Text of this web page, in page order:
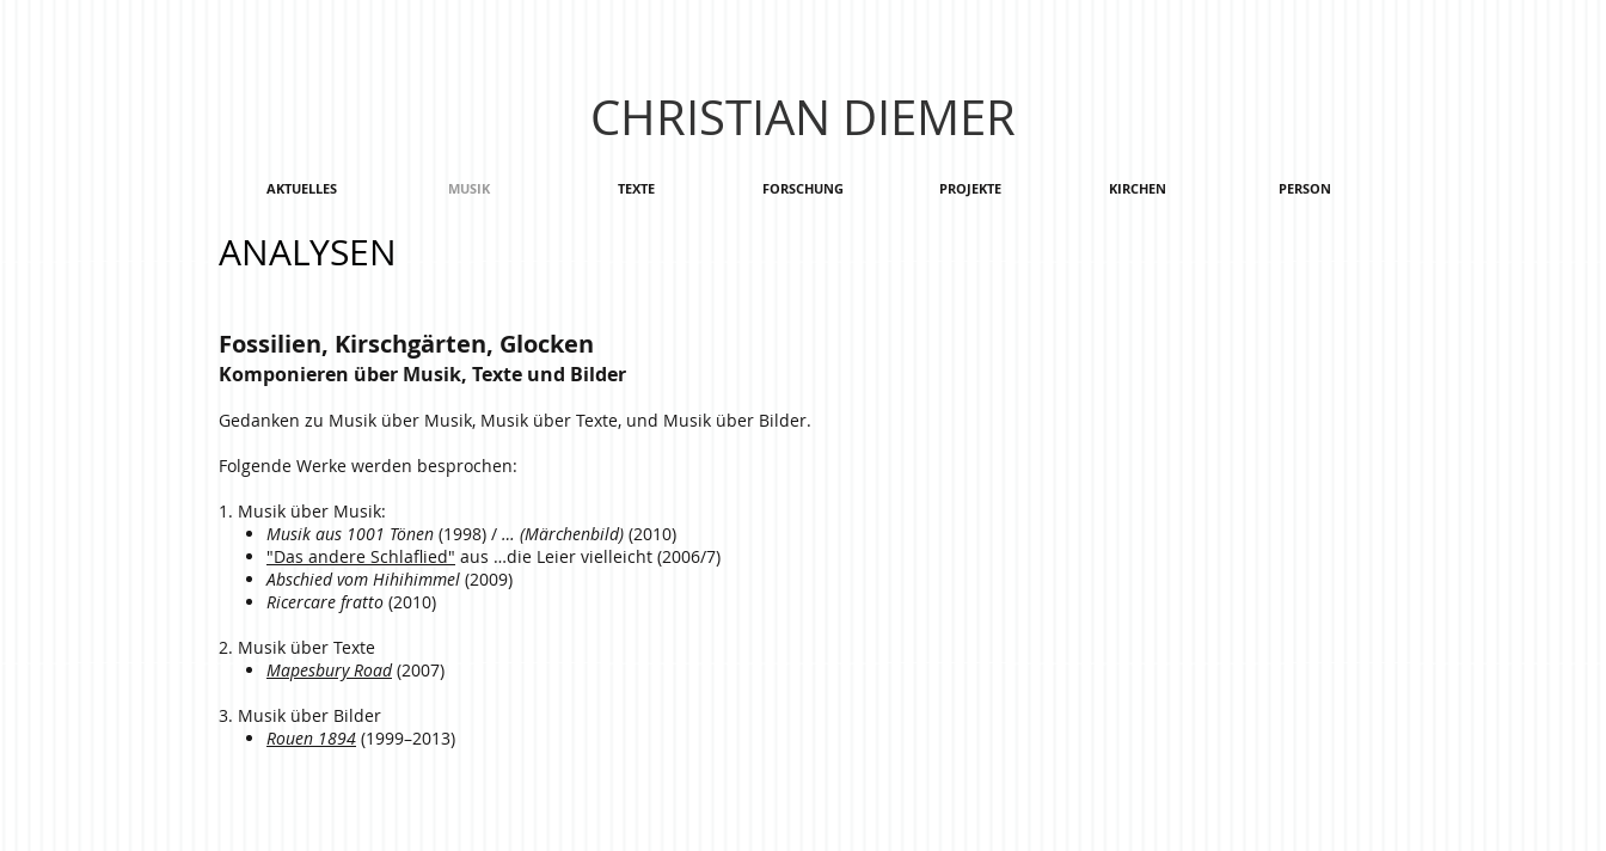
CHRISTIAN DIEMER
AKTUELLES MUSIK TEXTE FORSCHUNG PROJEKTE KIRCHEN PERSON
ANALYSEN
Fossilien, Kirschgärten, Glocken
Komponieren über Musik, Texte und Bilder
Gedanken zu Musik über Musik, Musik über Texte, und Musik über Bilder.
Folgende Werke werden besprochen:
1. Musik über Musik:
Musik aus 1001 Tönen (1998) / … (Märchenbild) (2010)
"Das andere Schlaflied" aus …die Leier vielleicht (2006/7)
Abschied vom Hihihimmel (2009)
Ricercare fratto (2010)
2. Musik über Texte
Mapesbury Road(2007)
3. Musik über Bilder
Rouen 1894 (1999–2013)